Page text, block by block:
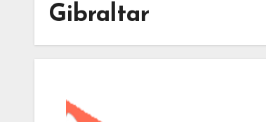
Gibraltar